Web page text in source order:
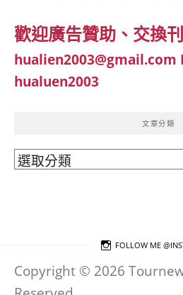
歡迎廣告贊助、交換
hualien2003@gmail.com
hualuen2003
文章分類
文
FOLLOW ME
Copyright © 2026